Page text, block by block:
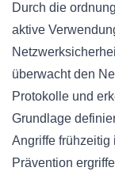
Durch die
aktive
überwacht den
Protokolle und
Grundlage
Angriffe frühzeitig
Prävention